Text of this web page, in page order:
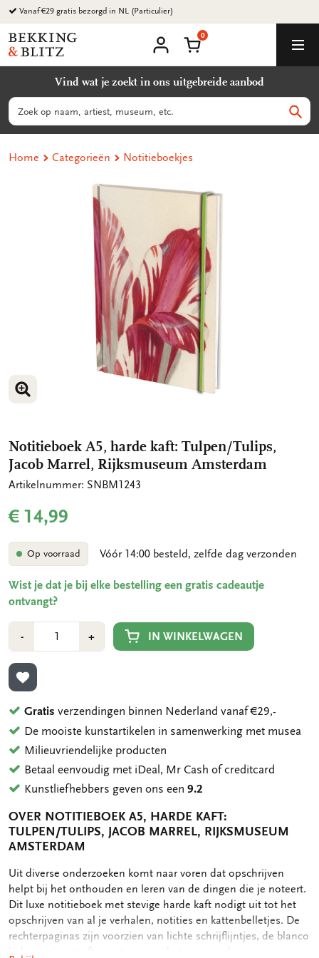
Ga
naar
content
Vanaf €29 gratis bezorgd in NL (Particulier)
Bekking
&
B.V.
account
Winkelmand
0
Vind wat je zoekt in ons uitgebreide aanbod
Zoeken
Home Categorieën Notitieboekjes
VERGROOT AFBEELDING
Notitieboek A5, harde kaft: Tulpen/Tulips,
Jacob Marrel, Rijksmuseum Amsterdam
Artikelnummer: SNBM1243
€ 14,99
Op voorraad Vóór 14:00 besteld, zelfde dag verzonden
Wist je dat je bij elke bestelling een gratis cadeautje
ontvangt?
-Min
1
+Plus
1
IN WINKELWAGEN
TOEVOEGEN AAN VERLANGLIJST
Gratis verzendingen binnen Nederland vanaf €29,-
De mooiste kunstartikelen in samenwerking met musea
Milieuvriendelijke producten
Betaal eenvoudig met iDeal, Mr Cash of creditcard
Kunstliefhebbers geven ons een9.2
OVER NOTITIEBOEK A5, HARDE KAFT:
TULPEN/TULIPS, JACOB MARREL, RIJKSMUSEUM
AMSTERDAM
OMSCHRIJVING
Uit diverse onderzoeken komt naar voren dat opschrijven
helpt bij het onthouden en leren van de dingen die je noteert.
Dit luxe notitieboek met stevige harde kaft nodigt uit tot het
opschrijven van al je verhalen, notities en kattenbelletjes. De
rechterpaginas zijn voorzien van lichte schrijflijntjes, de blanco